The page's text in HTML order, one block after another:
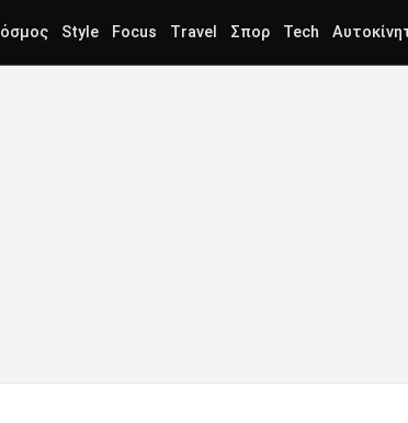
Style Focus Travel Σπορ Tech